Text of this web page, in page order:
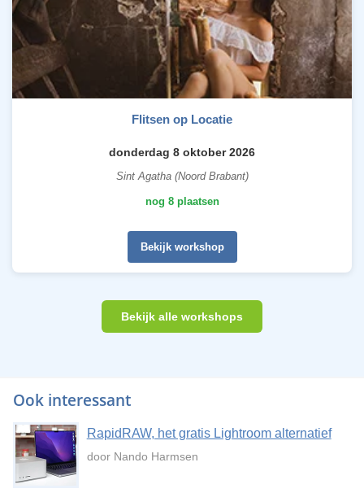
Flitsen op Locatie
donderdag 8 oktober 2026
Sint Agatha (Noord Brabant)
nog 8 plaatsen
Bekijk workshop
Bekijk alle workshops
Ook interessant
RapidRAW, het gratis Lightroom alternatief
door Nando Harmsen